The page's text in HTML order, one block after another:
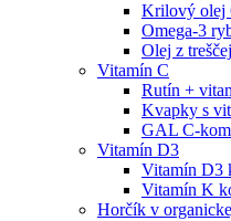
Krilový olej
Omega-3
Olej z
Vitamín C
Rutín +
Kvapky s
GAL C-
Vitamín D3
Vitamín D3
Vitamín K
Horčík v